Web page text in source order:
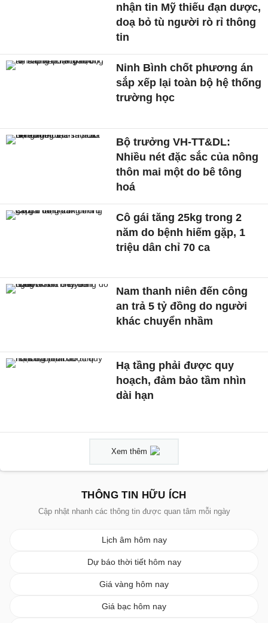
nhận tin Mỹ thiếu đạn dược,
doạ bỏ tù người rò rỉ thông
tin
Ninh Bình chốt phương án
sắp xếp lại toàn bộ hệ thống
trường học
Bộ trưởng VH-TT&DL:
Nhiều nét đặc sắc của nông
thôn mai một do bê tông
hoá
Cô gái tăng 25kg trong 2
năm do bệnh hiếm gặp, 1
triệu dân chỉ 70 ca
Nam thanh niên đến công
an trả 5 tỷ đồng do người
khác chuyển nhầm
Hạ tầng phải được quy
hoạch, đảm bảo tầm nhìn
dài hạn
Xem thêm
THÔNG TIN HỮU ÍCH
Cập nhật nhanh các thông tin được quan tâm mỗi ngày
Lịch âm hôm nay
Dự báo thời tiết hôm nay
Giá vàng hôm nay
Giá bạc hôm nay